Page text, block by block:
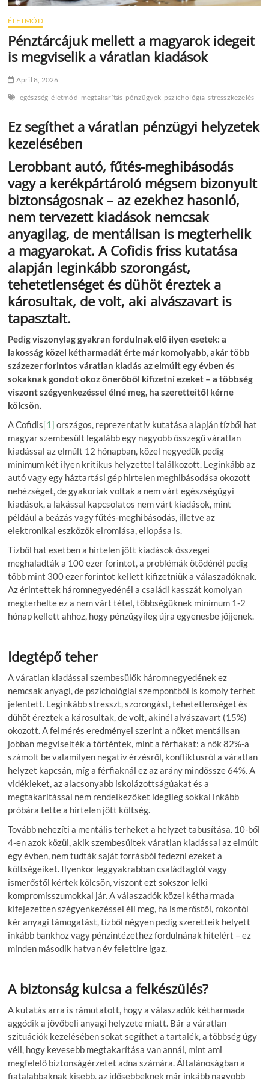
ÉLETMÓD
Pénztárcájuk mellett a magyarok idegeit
is megviselik a váratlan kiadások
April 8, 2026
egészség életmód megtakarítás pénzügyek pszichológia stresszkezelés
Ez segíthet a váratlan pénzügyi helyzetek
kezelésében
Lerobbant autó, fűtés-meghibásodás
vagy a kerékpártároló mégsem bizonyult
biztonságosnak – az ezekhez hasonló,
nem tervezett kiadások nemcsak
anyagilag, de mentálisan is megterhelik
a magyarokat. A Cofidis friss kutatása
alapján leginkább szorongást,
tehetetlenséget és dühöt éreztek a
károsultak, de volt, aki alvászavart is
tapasztalt.
Pedig viszonylag gyakran fordulnak elő ilyen esetek: a
lakosság közel kétharmadát érte már komolyabb, akár több
százezer forintos váratlan kiadás az elmúlt egy évben és
sokaknak gondot okoz önerőből kifizetni ezeket – a többség
viszont szégyenkezéssel élné meg, ha szeretteitől kérne
kölcsön.
A Cofidis[1] országos, reprezentatív kutatása alapján tízből hat
magyar szembesült legalább egy nagyobb összegű váratlan
kiadással az elmúlt 12 hónapban, közel negyedük pedig
minimum két ilyen kritikus helyzettel találkozott. Leginkább az
autó vagy egy háztartási gép hirtelen meghibásodása okozott
nehézséget, de gyakoriak voltak a nem várt egészségügyi
kiadások, a lakással kapcsolatos nem várt kiadások, mint
például a beázás vagy fűtés-meghibásodás, illetve az
elektronikai eszközök elromlása, ellopása is.
Tízből hat esetben a hirtelen jött kiadások összegei
meghaladták a 100 ezer forintot, a problémák ötödénél pedig
több mint 300 ezer forintot kellett kifizetniük a válaszadóknak.
Az érintettek háromnegyedénél a családi kasszát komolyan
megterhelte ez a nem várt tétel, többségüknek minimum 1-2
hónap kellett ahhoz, hogy pénzügyileg újra egyenesbe jöjjenek.
Idegtépő teher
A váratlan kiadással szembesülők háromnegyedének ez
nemcsak anyagi, de pszichológiai szempontból is komoly terhet
jelentett. Leginkább stresszt, szorongást, tehetetlenséget és
dühöt éreztek a károsultak, de volt, akinél alvászavart (15%)
okozott. A felmérés eredményei szerint a nőket mentálisan
jobban megviselték a történtek, mint a férfiakat: a nők 82%-a
számolt be valamilyen negatív érzésről, konfliktusról a váratlan
helyzet kapcsán, míg a férfiaknál ez az arány mindössze 64%. A
vidékieket, az alacsonyabb iskolázottságúakat és a
megtakarítással nem rendelkezőket idegileg sokkal inkább
próbára tette a hirtelen jött költség.
Tovább nehezíti a mentális terheket a helyzet tabusítása. 10-ből
4-en azok közül, akik szembesültek váratlan kiadással az elmúlt
egy évben, nem tudták saját forrásból fedezni ezeket a
költségeiket. Ilyenkor leggyakrabban családtagtól vagy
ismerőstől kértek kölcsön, viszont ezt sokszor lelki
kompromisszumokkal jár. A válaszadók közel kétharmada
kifejezetten szégyenkezéssel éli meg, ha ismerőstől, rokontól
kér anyagi támogatást, tízből négyen pedig szeretteik helyett
inkább bankhoz vagy pénzintézethez fordulnának hitelért – ez
minden második hatvan év felettire igaz.
A biztonság kulcsa a felkészülés?
A kutatás arra is rámutatott, hogy a válaszadók kétharmada
aggódik a jövőbeli anyagi helyzete miatt. Bár a váratlan
szituációk kezelésében sokat segíthet a tartalék, a többség úgy
véli, hogy kevesebb megtakarítása van annál, mint ami
megfelelő biztonságérzetet adna számára. Általánoságban a
fiatalabbaknak kisebb, az idősebbeknek már inkább nagyobb